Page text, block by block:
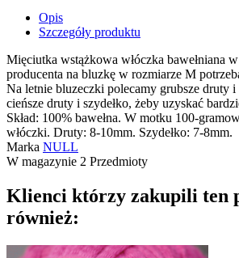
Opis
Szczegóły produktu
Mięciutka wstążkowa włóczka bawełniana
producenta na bluzkę w rozmiarze M
Na letnie bluzeczki polecamy grubsze druty i
cieńsze druty i szydełko, żeby uzyskać
Skład: 100% bawełna. W motku 100-
włóczki. Druty: 8-10mm. Szydełko: 7-8mm.
Marka NULL
W magazynie 2 Przedmioty
Klienci którzy zakupili ten
również: